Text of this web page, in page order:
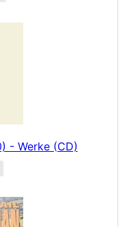
- Werke (CD)